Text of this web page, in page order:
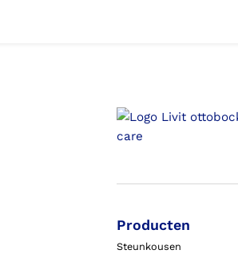
Producten
Steunkousen